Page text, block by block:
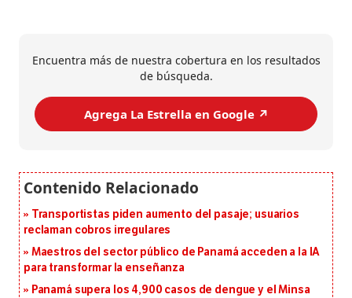
Encuentra más de nuestra cobertura en los resultados
de búsqueda.
Agrega La Estrella en Google ↗️
Transportistas piden aumento del pasaje; usuarios
reclaman cobros irregulares
Maestros del sector público de Panamá acceden a la IA
para transformar la enseñanza
Panamá supera los 4,900 casos de dengue y el Minsa